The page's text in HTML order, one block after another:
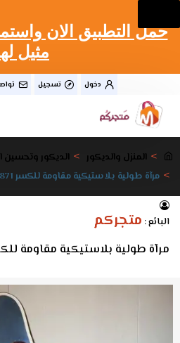
حمل التطبيق الان
مثيل
دخول تسجيل
المنزل والديكور
الديكور وتحسين
مرآة طولية بلاستيكية مقاومة للكسر 871-3
البائع : متجركم
مرآة طولية بلاستيكية مقاومة للكسر